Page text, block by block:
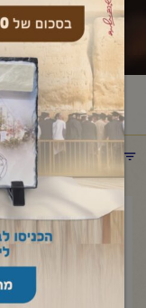
ראשי/שאלות
יום
תפריט קטגוריות
מעוברת
איש ואשה שזכו